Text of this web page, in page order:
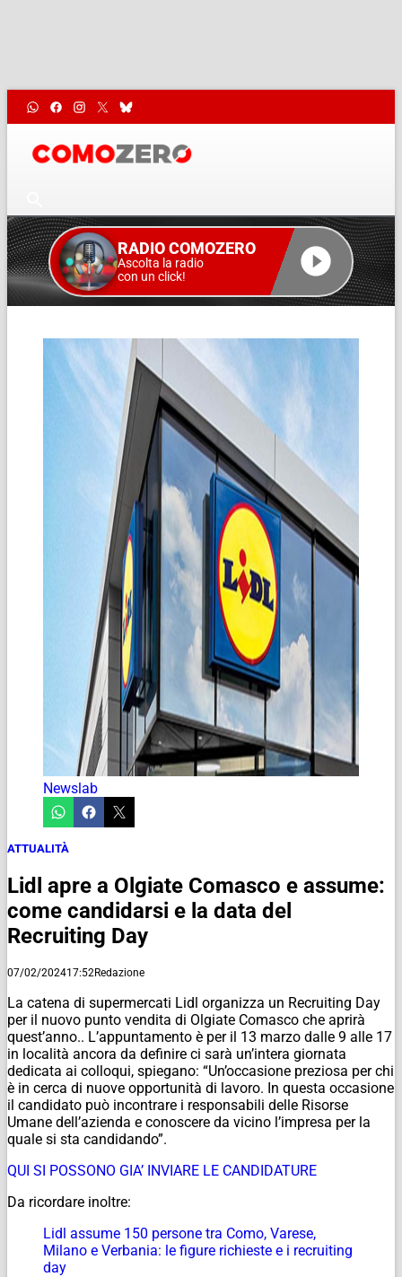
RADIO COMOZERO
Ascolta la radio
con un click!
Newslab
ATTUALITÀ
Lidl apre a Olgiate Comasco e assume:
come candidarsi e la data del
Recruiting Day
07/02/202417:52Redazione
La catena di supermercati Lidl organizza un Recruiting Day
per il nuovo punto vendita di Olgiate Comasco che aprirà
quest’anno.. L’appuntamento è per il 13 marzo dalle 9 alle 17
in località ancora da definire ci sarà un’intera giornata
dedicata ai colloqui, spiegano: “Un’occasione preziosa per chi
è in cerca di nuove opportunità di lavoro. In questa occasione
il candidato può incontrare i responsabili delle Risorse
Umane dell’azienda e conoscere da vicino l’impresa per la
quale si sta candidando”.
QUI SI POSSONO GIA’ INVIARE LE CANDIDATURE
Da ricordare inoltre:
Lidl assume 150 persone tra Como, Varese,
Milano e Verbania: le figure richieste e i recruiting
day